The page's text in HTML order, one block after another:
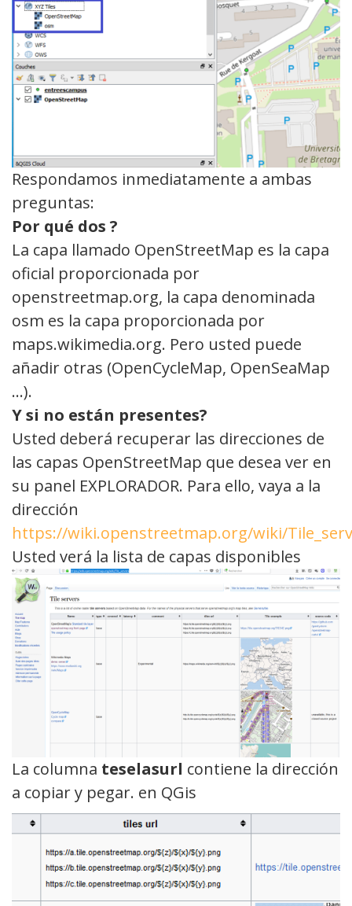
Respondamos inmediatamente a ambas
preguntas:
Por qué dos ?
La capa llamado OpenStreetMap es la capa
oficial proporcionada por
openstreetmap.org, la capa denominada
osm es la capa proporcionada por
maps.wikimedia.org. Pero usted puede
añadir otras (OpenCycleMap, OpenSeaMap
…).
Ysi no están presentes?
Usted deberá recuperar las direcciones de
las capas OpenStreetMap que desea ver en
su panel EXPLORADOR. Para ello, vaya a la
dirección
https://wiki.openstreetmap.org/wiki/
Usted verá la lista de capas disponibles
La columna teselasurl contiene la dirección
a copiar y pegar. en QGis